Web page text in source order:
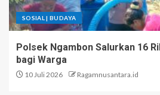
SOSIAL | BUDAYA
Polsek Ngambon Salurkan 16
bagi Warga
10 Juli 2026 Ragamnusantara.id